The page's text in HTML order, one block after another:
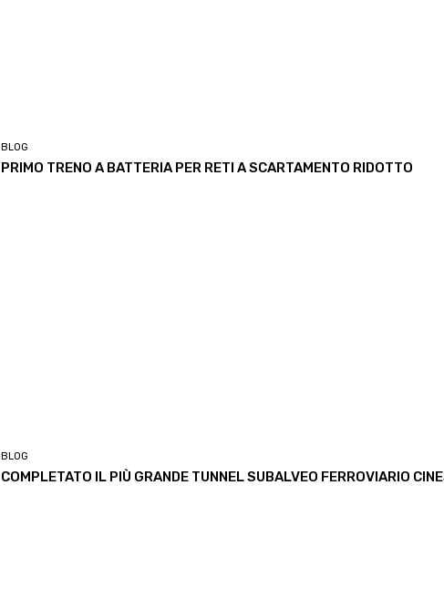
BLOG
PRIMO TRENO A BATTERIA PER RETI A SCARTAMENTO RIDOTTO
BLOG
COMPLETATO IL PIÙ GRANDE TUNNEL SUBALVEO FERROVIARIO